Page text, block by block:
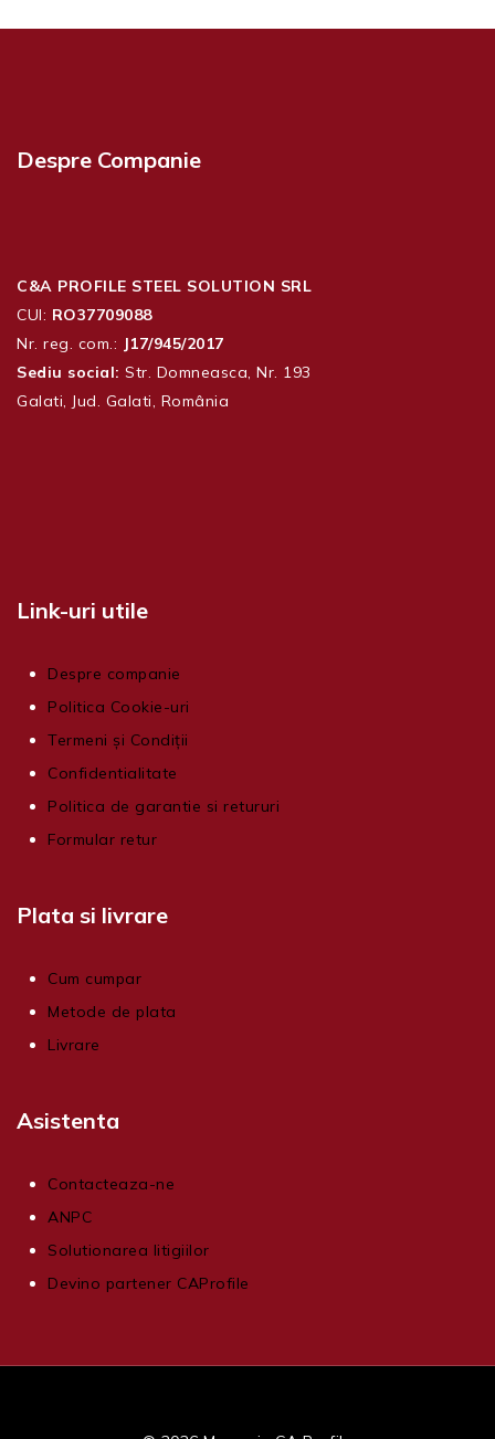
Despre Companie
C&A PROFILE STEEL SOLUTION SRL
CUI: RO37709088
Nr. reg. com.: J17/945/2017
Sediu social: Str. Domneasca, Nr. 193
Galati, Jud. Galati, România
Link-uri utile
Despre companie
Politica Cookie-uri
Termeni și Condiții
Confidentialitate
Politica de garantie si retururi
Formular retur
Plata si livrare
Cum cumpar
Metode de plata
Livrare
Asistenta
Contacteaza-ne
ANPC
Solutionarea litigiilor
Devino partener CAProfile